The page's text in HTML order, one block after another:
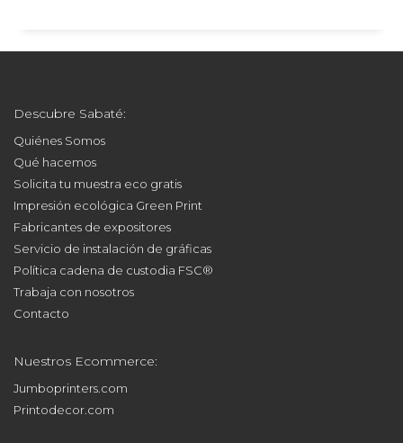
Descubre Sabaté:
Quiénes Somos
Qué hacemos
Solicita tu muestra eco gratis
Impresión ecológica Green Print
Fabricantes de expositores
Servicio de instalación de gráficas
Política cadena de custodia FSC®
Trabaja con nosotros
Contacto
Nuestros Ecommerce:
Jumboprinters.com
Printodecor.com